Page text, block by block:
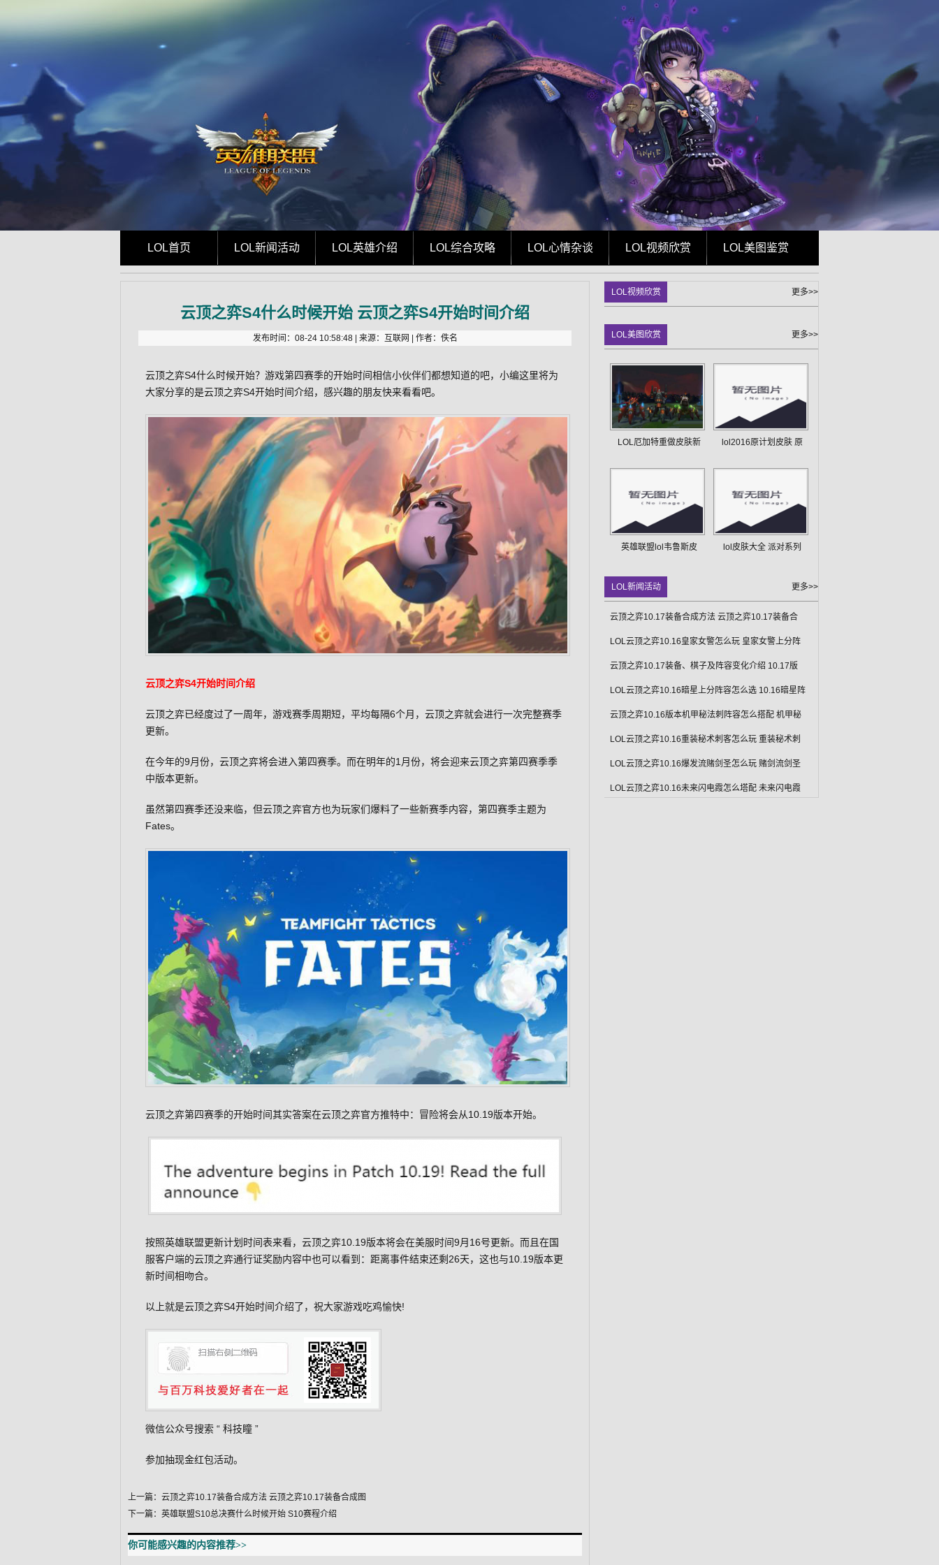
LOL首页 LOL新闻活动 LOL英雄介绍 LOL综合攻略 LOL心情杂谈 LOL视频欣赏 LOL美图鉴赏
云顶之弈S4什么时候开始 云顶之弈S4开始时间介绍
发布时间：08-24 10:58:48 | 来源：互联网 | 作者：佚名
云顶之弈S4什么时候开始？游戏第四赛季的开始时间相信小伙伴们都想知道的吧，小编这里将为
大家分享的是云顶之弈S4开始时间介绍，感兴趣的朋友快来看看吧。
云顶之弈S4开始时间介绍
云顶之弈已经度过了一周年，游戏赛季周期短，平均每隔6个月，云顶之弈就会进行一次完整赛季
更新。
在今年的9月份，云顶之弈将会进入第四赛季。而在明年的1月份，将会迎来云顶之弈第四赛季季
中版本更新。
虽然第四赛季还没来临，但云顶之弈官方也为玩家们爆料了一些新赛季内容，第四赛季主题为
Fates。
云顶之弈第四赛季的开始时间其实答案在云顶之弈官方推特中：冒险将会从10.19版本开始。
按照英雄联盟更新计划时间表来看，云顶之弈10.19版本将会在美服时间9月16号更新。而且在国
服客户端的云顶之弈通行证奖励内容中也可以看到：距离事件结束还剩26天，这也与10.19版本更
新时间相吻合。
以上就是云顶之弈S4开始时间介绍了，祝大家游戏吃鸡愉快!
微信公众号搜索 “ 科技瞳 ”
参加抽现金红包活动。
上一篇： 云顶之弈10.17装备合成方法 云顶之弈10.17装备合成图
下一篇： 英雄联盟S10总决赛什么时候开始 S10赛程介绍
你可能感兴趣的内容推荐>>
LOL视频欣赏 更多>>
LOL美图欣赏 更多>>
LOL厄加特重做皮肤新 lol2016原计划皮肤 原
英雄联盟lol韦鲁斯皮 lol皮肤大全 派对系列
LOL新闻活动 更多>>
云顶之弈10.17装备合成方法 云顶之弈10.17装备合
LOL云顶之弈10.16皇家女警怎么玩 皇家女警上分阵
云顶之弈10.17装备、棋子及阵容变化介绍 10.17版
LOL云顶之弈10.16暗星上分阵容怎么选 10.16暗星阵
云顶之弈10.16版本机甲秘法刺阵容怎么搭配 机甲秘
LOL云顶之弈10.16重装秘术刺客怎么玩 重装秘术刺
LOL云顶之弈10.16爆发流赌剑圣怎么玩 赌剑流剑圣
LOL云顶之弈10.16未来闪电霞怎么塔配 未来闪电霞